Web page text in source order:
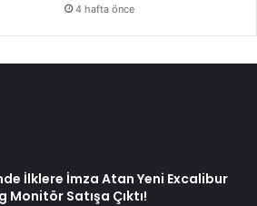
4 hafta önce
İlklere İmza Atan Yeni Excalibur
Monitör Satışa Çıktı!